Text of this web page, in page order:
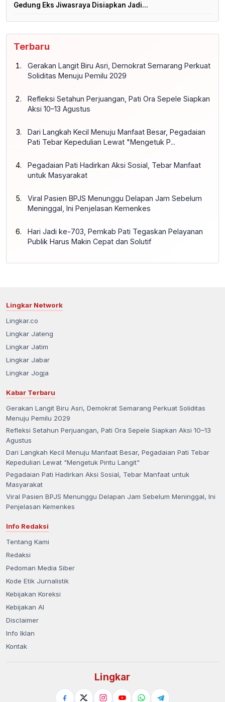
Gedung Eks Jiwasraya Disiapkan Jadi...
Terbaru
Gerakan Langit Biru Asri, Demokrat Semarang Perkuat
Soliditas Menuju Pemilu 2029
Refleksi Setahun Perjuangan, Pati Ora Sepele Siapkan
Aksi 10–13 Agustus
Dari Langkah Kecil Menuju Manfaat Besar, Pegadaian
Pati Tebar Kepedulian Lewat "Mengetuk P...
Pegadaian Pati Hadirkan Aksi Sosial, Tebar Manfaat
untuk Masyarakat
Viral Pasien BPJS Menunggu Delapan Jam Sebelum
Meninggal, Ini Penjelasan Kemenkes
Hari Jadi ke-703, Pemkab Pati Tegaskan Pelayanan
Publik Harus Makin Cepat dan Solutif
Lingkar Network
Lingkar.co
Lingkar Jateng
Lingkar Jatim
Lingkar Jabar
Lingkar Jogja
Kabar Terbaru
Gerakan Langit Biru Asri, Demokrat Semarang Perkuat Soliditas
Menuju Pemilu 2029
Refleksi Setahun Perjuangan, Pati Ora Sepele Siapkan Aksi 10–13
Agustus
Dari Langkah Kecil Menuju Manfaat Besar, Pegadaian Pati Tebar
Kepedulian Lewat "Mengetuk Pintu Langit"
Pegadaian Pati Hadirkan Aksi Sosial, Tebar Manfaat untuk
Masyarakat
Viral Pasien BPJS Menunggu Delapan Jam Sebelum Meninggal, Ini
Penjelasan Kemenkes
Info Redaksi
Tentang Kami
Redaksi
Pedoman Media Siber
Kode Etik Jurnalistik
Kebijakan Koreksi
Kebijakan AI
Disclaimer
Info Iklan
Kontak
Lingkar